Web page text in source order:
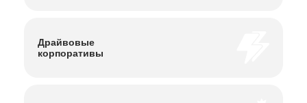
Драйвовые
корпоративы